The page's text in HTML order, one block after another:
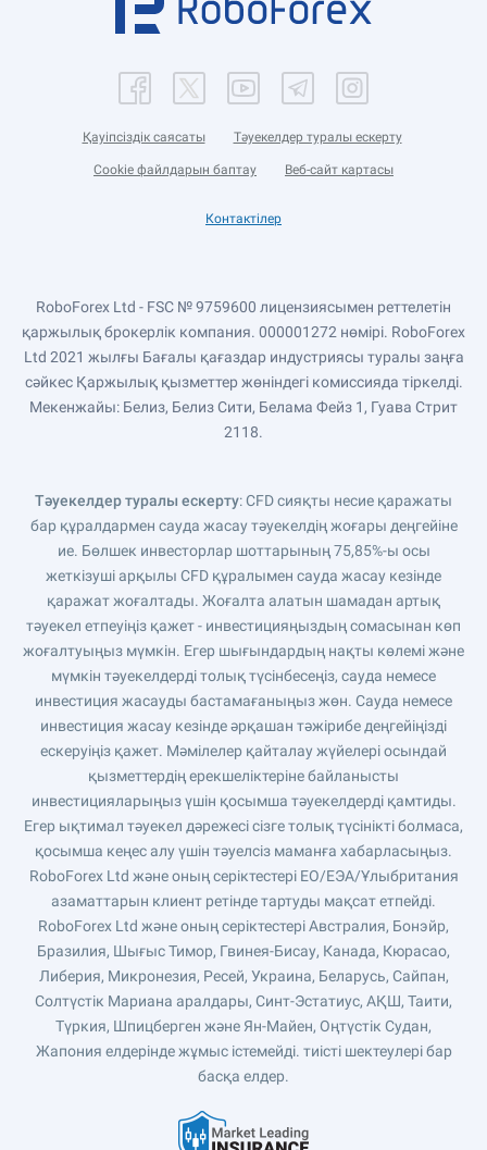
Қауіпсіздік саясаты Тәуекелдер туралы ескерту
Cookie файлдарын баптау Веб-сайт картасы
Контактілер
RoboForex Ltd - FSC № 9759600 лицензиясымен реттелетін
қаржылық брокерлік компания. 000001272 нөмірі. RoboForex
Ltd 2021 жылғы Бағалы қағаздар индустриясы туралы заңға
сәйкес Қаржылық қызметтер жөніндегі комиссияда тіркелді.
Мекенжайы: Белиз, Белиз Сити, Белама Фейз 1, Гуава Стрит
2118.
Тәуекелдер туралы ескерту: CFD сияқты несие қаражаты
бар құралдармен сауда жасау тәуекелдің жоғары деңгейіне
ие. Бөлшек инвесторлар шоттарының 75,85%-ы осы
жеткізуші арқылы CFD құралымен сауда жасау кезінде
қаражат жоғалтады. Жоғалта алатын шамадан артық
тәуекел етпеуіңіз қажет - инвестицияңыздың сомасынан көп
жоғалтуыңыз мүмкін. Егер шығындардың нақты көлемі және
мүмкін тәуекелдерді толық түсінбесеңіз, сауда немесе
инвестиция жасауды бастамағаныңыз жөн. Сауда немесе
инвестиция жасау кезінде әрқашан тәжірибе деңгейіңізді
ескеруіңіз қажет. Мәмілелер қайталау жүйелері осындай
қызметтердің ерекшеліктеріне байланысты
инвестицияларыңыз үшін қосымша тәуекелдерді қамтиды.
Егер ықтимал тәуекел дәрежесі сізге толық түсінікті болмаса,
қосымша кеңес алу үшін тәуелсіз маманға хабарласыңыз.
RoboForex Ltd және оның серіктестері ЕО/ЕЭА/Ұлыбритания
азаматтарын клиент ретінде тартуды мақсат етпейді.
RoboForex Ltd және оның серіктестері Австралия, Бонэйр,
Бразилия, Шығыс Тимор, Гвинея-Бисау, Канада, Кюрасао,
Либерия, Микронезия, Ресей, Украина, Беларусь, Сайпан,
Солтүстік Мариана аралдары, Синт-Эстатиус, АҚШ, Таити,
Түркия, Шпицберген және Ян-Майен, Оңтүстік Судан,
Жапония елдерінде жұмыс істемейді. тиісті шектеулері бар
басқа елдер.